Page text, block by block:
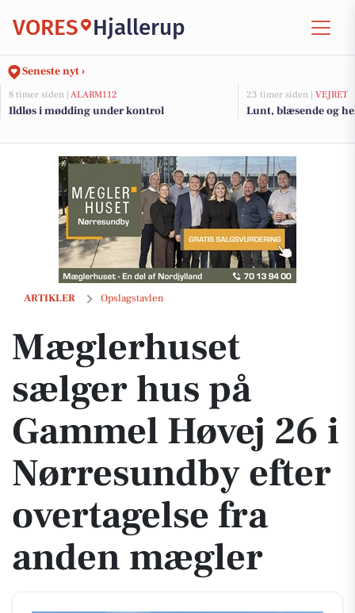
VORES Hjallerup
Seneste nyt ›
8 timer siden | ALARM112
Ildløs i mødding under kontrol
23 timer siden | VEJRET
Lunt, blæsende og
ARTIKLER Opslagstavlen
Mæglerhuset sælger hus på Gammel Høvej 26 i Nørresundby efter
Mæglerhuset
sælger hus på
Gammel Høvej 26 i
Nørresundby efter
overtagelse fra
anden mægler